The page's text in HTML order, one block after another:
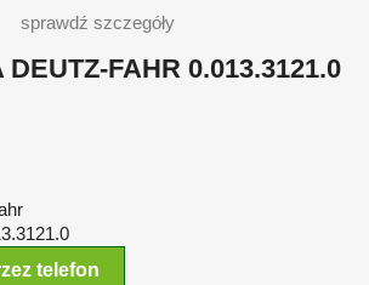
sprawdź szczegóły
FAHR 0.013.3121.0
telefon